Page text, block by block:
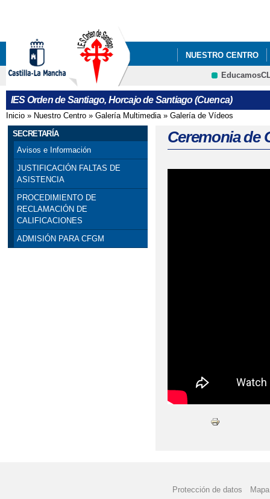
NUESTRO CENTRO
INFÓRMATE
BANDA DE MÚSICA
CRFP
IES Orden de Santiago, Horcajo de Santiago (Cuenca)
Se encuentra usted aquí
Inicio » Nuestro Centro » Galería Multimedia» Galería de Vídeos
SECRETARÍA
Avisos e Información
JUSTIFICACIÓN FALTAS DE
ASISTENCIA
PROCEDIMIENTO DE
RECLAMACIÓN DE
CALIFICACIONES
ADMISIÓN PARA CFGM
Ceremonia de
Protección de datos